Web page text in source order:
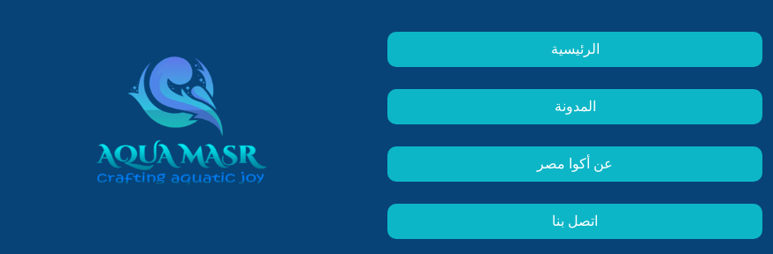
الرئيسية
المدونة
عن أكوا مصر
اتصل بنا